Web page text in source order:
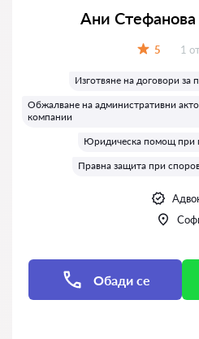
Ани Стефанова
5 1
Изготвяне на договори за
Обжалване на административни
компании
Юридическа помощ при
Правна защита при
Обади се